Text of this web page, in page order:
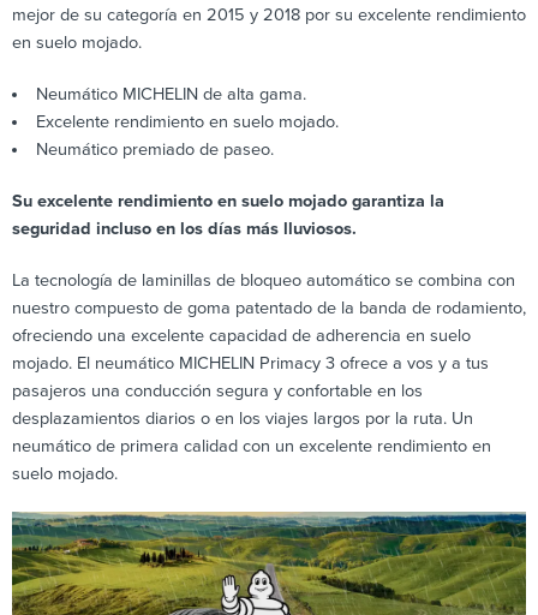
mejor de su categoría en 2015 y 2018 por su excelente rendimiento
en suelo mojado.
Neumático MICHELIN de alta gama.
Excelente rendimiento en suelo mojado.
Neumático premiado de paseo.
Su excelente rendimiento en suelo mojado garantiza la
seguridad incluso en los días más lluviosos.
La tecnología de laminillas de bloqueo automático se combina con
nuestro compuesto de goma patentado de la banda de rodamiento,
ofreciendo una excelente capacidad de adherencia en suelo
mojado. El neumático MICHELIN Primacy 3 ofrece a vos y a tus
pasajeros una conducción segura y confortable en los
desplazamientos diarios o en los viajes largos por la ruta. Un
neumático de primera calidad con un excelente rendimiento en
suelo mojado.